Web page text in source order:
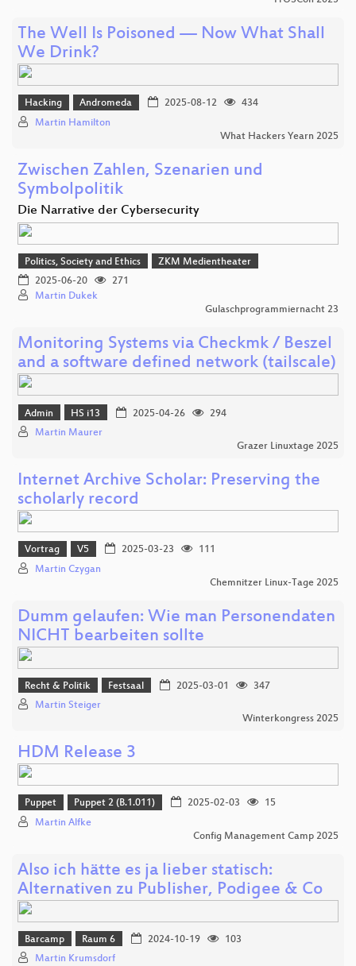
The Well Is Poisoned — Now What Shall
We Drink?
Hacking Andromeda 2025-08-12
434
Martin Hamilton
What Hackers Yearn 2025
Zwischen Zahlen, Szenarien und
Symbolpolitik
Die Narrative der Cybersecurity
Politics, Society and Ethics
ZKM Medientheater
2025-06-20
271
Martin Dukek
Gulaschprogrammiernacht 23
Monitoring Systems via Checkmk / Beszel
and a software defined network (tailscale)
Admin HS i13 2025-04-26
294
Martin Maurer
Grazer Linuxtage 2025
Internet Archive Scholar: Preserving the
scholarly record
Vortrag V5 2025-03-23
111
Martin Czygan
Chemnitzer Linux-Tage 2025
Dumm gelaufen: Wie man Personendaten
NICHT bearbeiten sollte
Recht & Politik Festsaal 2025-03-01
347
Martin Steiger
Winterkongress 2025
HDM Release 3
Puppet Puppet 2 (B.1.011) 2025-02-03
15
Martin Alfke
Config Management Camp 2025
Also ich hätte es ja lieber statisch:
Alternativen zu Publisher, Podigee & Co
Barcamp Raum 6 2024-10-19
103
Martin Krumsdorf